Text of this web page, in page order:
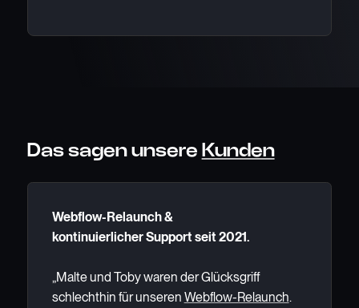
Das sagen unsere Kunden
Webflow-Relaunch &
kontinuierlicher Support seit 2021.
„Malte und Toby waren der Glücksgriff
schlechthin für unseren Webflow-Relaunch.